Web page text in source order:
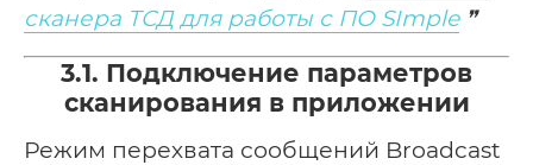
сканера ТСД для работы с ПО SImple❞
3.1. Подключение параметров
сканирования в приложении
Режим перехвата сообщений Broadcast